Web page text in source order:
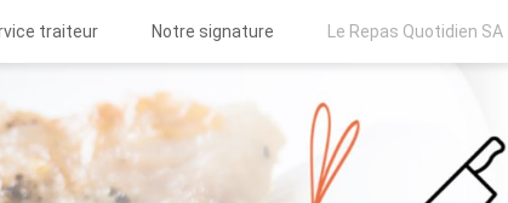
traiteur Notre signature Le Repas Quotidien SA